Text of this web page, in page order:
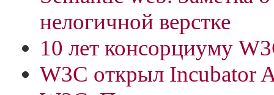
нелогичной верстке
10 лет консорциуму
W3C открыл Incubator